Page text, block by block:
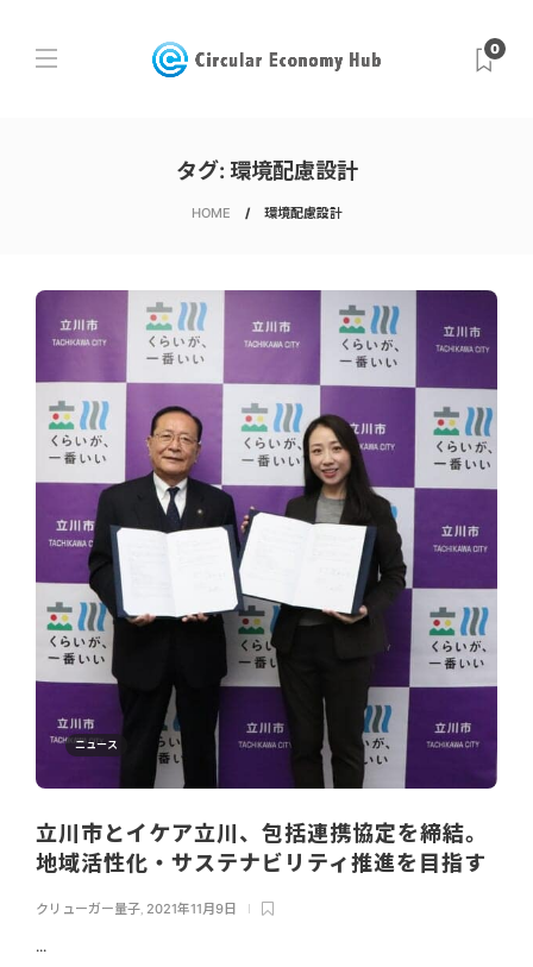
0
タグ: 環境配慮設計
HOME 環境配慮設計
ニュース
立川市とイケア立川、包括連携協定を締結。
地域活性化・サステナビリティ推進を目指す
クリューガー量子, 2021年11月9日
...